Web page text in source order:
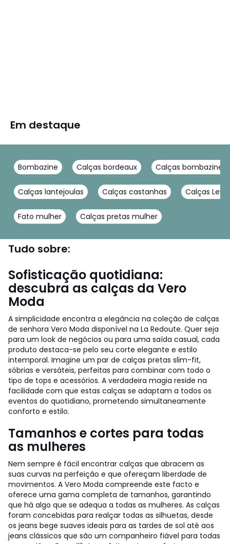
Em destaque
Bombazine Calças bordeaux Calças bombazine
Calças lantejoulas Calças castanhas Calças Levi's
Fato mulher Calças pretas mulher
Tudo sobre:
Sofisticação quotidiana:
descubra as calças da Vero
Moda
A simplicidade encontra a elegância na coleção de calças
de senhora Vero Moda disponível na La Redoute. Quer seja
para um look de negócios ou para uma saída casual, cada
produto destaca-se pelo seu corte elegante e estilo
intemporal. Imagine um par de calças pretas slim-fit,
sóbrias e versáteis, perfeitas para combinar com todo o
tipo de tops e acessórios. A verdadeira magia reside na
facilidade com que estas calças se adaptam a todos os
eventos do quotidiano, prometendo simultaneamente
conforto e estilo.
Tamanhos e cortes para todas
as mulheres
Nem sempre é fácil encontrar calças que abracem as
suas curvas na perfeição e que ofereçam liberdade de
movimentos. A Vero Moda compreende este facto e
oferece uma gama completa de tamanhos, garantindo
que há algo que se adequa a todas as mulheres. As calças
foram concebidas para realçar todas as silhuetas, desde
os jeans bege suaves ideais para as tardes de sol até aos
jeans clássicos que são um companheiro fiável para todas